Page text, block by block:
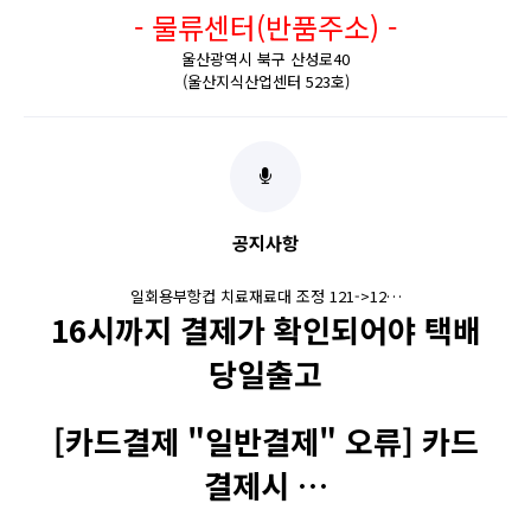
- 물류센터(반품주소) -
울산광역시 북구 산성로40
(울산지식산업센터 523호)
공지사항
일회용부항컵 치료재료대 조정 121->12…
16시까지 결제가 확인되어야 택배
당일출고
[카드결제 "일반결제" 오류] 카드
결제시 …